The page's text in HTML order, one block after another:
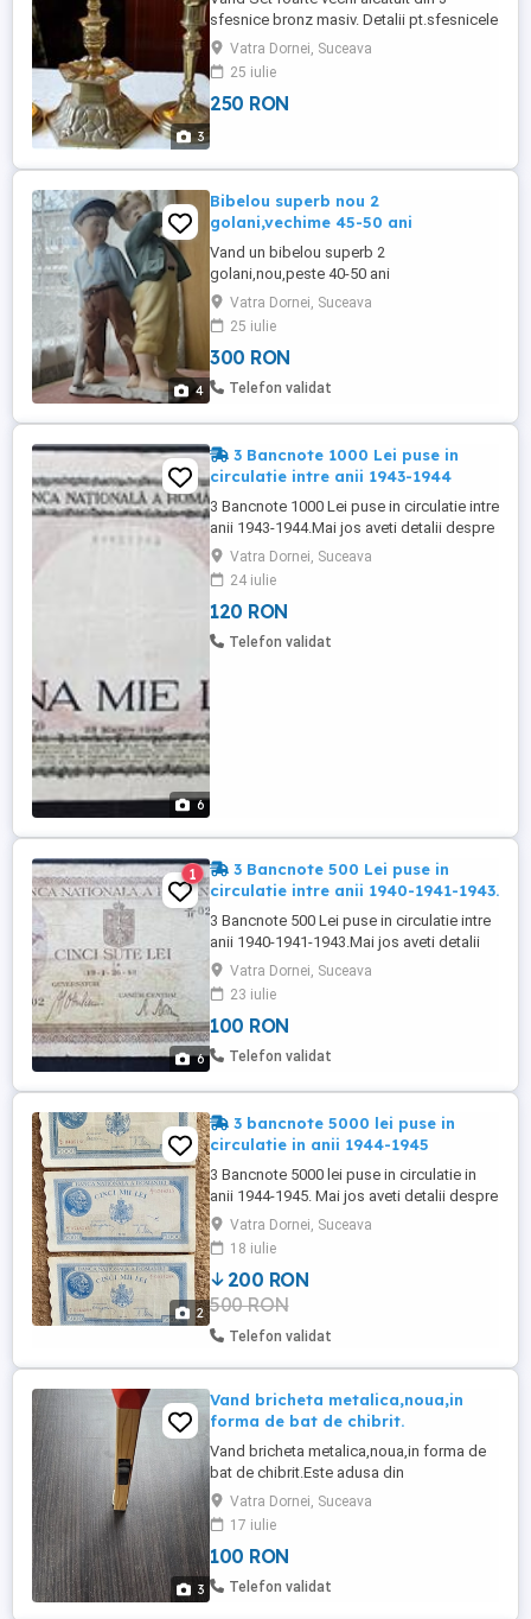
3
sfesnice bronz masiv. Detalii pt.sfesnicele
mici: -Inaltime=15cm. -Diametru jos=8cm. -
Diametru sus=4cm. Detalii despre
sfesnicul mare: -Inaltime=20cm. -Diametru
jos=11cm. -Diametru sus=4cm. Pret=250
Vatra Dornei, Suceava
25 iulie
250 RON
4
Bibelou superb nou 2
golani,vechime 45-50 ani
Vand un bibelou superb 2
golani,nou,peste 40-50 ani
vechime.Pret=300 lei. Detalii: -
Inaltime=29cm -Circumferinta sus=32cm -
Circumferinta mijloc=42cm -Circumferinta
jos=39cm Cer si ofer maxima
seriozitate!Va multumesc pentru
Vatra Dornei, Suceava
25 iulie
300 RON
Telefon validat
6
3 Bancnote 1000 Lei puse in
circulatie intre anii 1943-1944
3 Bancnote 1000 Lei puse in circulatie intre
anii 1943-1944.Mai jos aveti detalii despre
fiecare bancnota in parte: -23 martie 1943-
1buc. -2 mai 1944- 1buc. -10 octombrie
1944- 1buc. Starea lor se poate vedea in
poze.Rog si ofer maxima seriozitate.Nu
sunati cu numar ascuns ca aveti apelurile
Vatra Dornei, Suceava
24 iulie
120 RON
Telefon validat
6
1
3 Bancnote 500 Lei puse in
circulatie intre anii 1940-1941-1943.
3 Bancnote 500 Lei puse in circulatie intre
anii 1940-1941-1943.Mai jos aveti detalii
despre fiecare bancnota in parte: -1
noiembrie 1940- 1buc. -22 iulie 1941-
1buc. -26 ianuarie 1943- 1buc. Starea lor
se poate vedea in poze. Cer si ofer
seriozitate maxima.Pret pt toate=100
Vatra Dornei, Suceava
23 iulie
100 RON
Telefon validat
2
3 bancnote 5000 lei puse in
circulatie in anii 1944-1945
3 Bancnote 5000 lei puse in circulatie in
anii 1944-1945. Mai jos aveti detalii despre
fiecare in parte: -2 mai 1944-2 buc. -20
martie 1945-1 buc Starea lor se vede in
poze. Pret pentru toate=200 lei. La bucata
pretul va creste putin in functie de starea
bancnotei. Cer si ofer maxima seriozitate.
Va ...
Vatra Dornei, Suceava
18 iulie
200 RON
500 RON
Telefon validat
3
Vand bricheta metalica,noua,in
forma de bat de chibrit.
Vand bricheta metalica,noua,in forma de
bat de chibrit.Este adusa din
strainatate.Este incarcata cu gaz si
functionala suta la suta!Pret=100 lei.Detalii
aveti mai jos: -Lungime=18,5 cm -
Latime=1,2 cm Cer si ofer maxima
seriozitate!Va multumesc pentru
Vatra Dornei, Suceava
17 iulie
100 RON
Telefon validat